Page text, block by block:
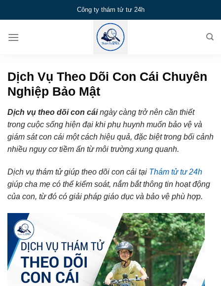
qua
dung
Công ty thám tử tư 24h
Dịch Vụ Theo Dõi Con Cái Chuyên
Nghiệp Bảo Mật
Dịch vụ theo dõi con cáingày càng trở nên cần thiết
trong cuộc sống hiện đại khi phụ huynh muốn bảo vệ và
giám sát con cái một cách hiệu quả, đặc biệt trong bối cảnh
nhiều nguy cơ tiềm ẩn từ môi trường xung quanh.
Dịch vụ thám tử giúp theo dõi con cái tại Thám tử tư 24h
giúp cha mẹ có thể kiểm soát, nắm bắt thông tin hoạt động
của con, từ đó có giải pháp giáo dục và bảo vệ phù hợp.